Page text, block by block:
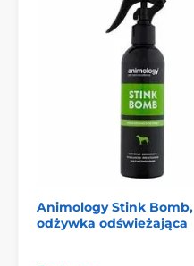
Animology Stink Bomb,
odżywka odświeżająca